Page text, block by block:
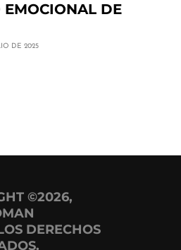
EMOCIONAL DE
DE 2025
©2026,
DERECHOS